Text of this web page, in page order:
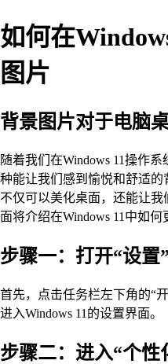
如何在
图片
背景图片对于电脑
随着我们在Windows 11操作
种能让我们感到愉悦和舒适
不仅可以美化桌面，还能让
面将介绍在Windows 11中如何
步骤一：打开“设置”
首先，点击任务栏左下角的“
进入Windows 11的设置界面。
步骤二：进入“个性